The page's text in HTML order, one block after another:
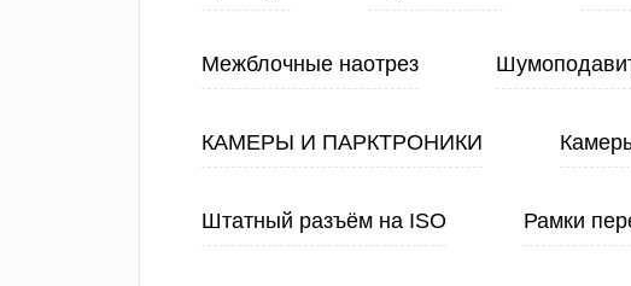
Межблочные наотрез
КАМЕРЫ И ПАРКТРОНИКИ
Штатный разъём на ISO Рамки